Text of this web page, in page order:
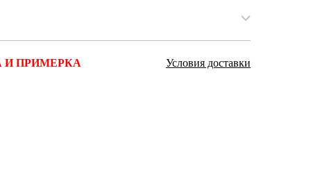
И ПРИМЕРКА Условия доставки